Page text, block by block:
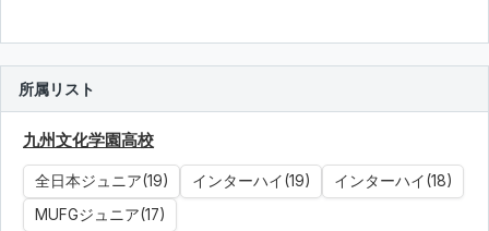
所属リスト
九州文化学園高校
全日本ジュニア(19) インターハイ(19)
インターハイ(18)
MUFGジュニア(17)